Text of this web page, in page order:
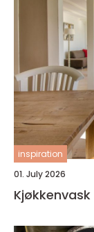
inspiration
01. July 2026